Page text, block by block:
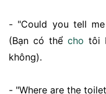
- "Could you tell
(Bạn có thểcho tôi
không).
- "Where are the